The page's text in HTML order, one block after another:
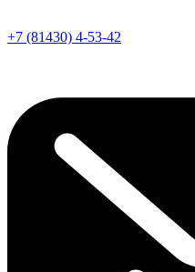
+7 (81430) 4-53-42